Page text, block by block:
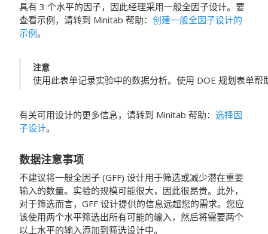
具有 3 个水平的因子，因此经理采用一般全因子设计。要
查看示例，请转到 Minitab 帮助： 创建一般全因子设计的
示例。
注意
使用此表单记录实验中的数据分析。使用 DOE 规划表单帮
有关可用设计的更多信息，请转到 Minitab 帮助： 选择因
子设计。
数据注意事项
不建议将一般全因子 (GFF) 设计用于筛选或减少潜在重要
输入的数量。实验的规模可能很大，因此很昂贵。此外，
对于筛选而言，GFF 设计提供的信息远超您的需求。您应
该使用两个水平筛选出所有可能的输入，然后将需要两个
以上水平的输入添加到筛选设计中。